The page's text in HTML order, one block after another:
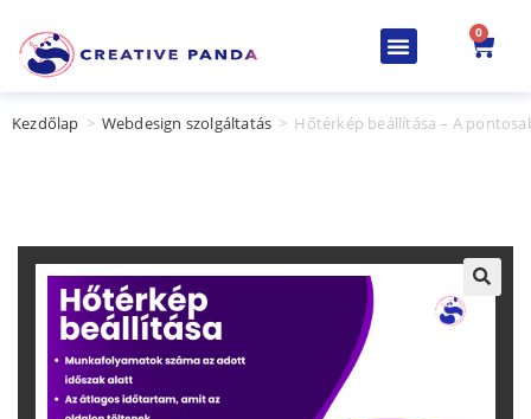
0
Kezdőlap > Webdesign szolgáltatás > Hőtérkép beállítása – A